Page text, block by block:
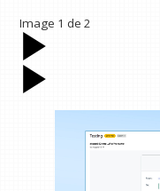
Image 1 de2